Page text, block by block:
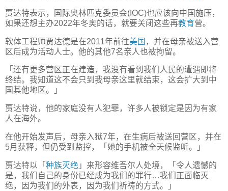
贾达特表示，国际奥林匹克委员会(IOC)也应该向中国施压，
如果还想主办2022年冬奥的话，就要关闭这些再教育营。
软体工程师贾达德是在2011年前往美国 ，并在母亲被送入营
区后成为活动人士。他的其他7名亲人也被拘留。
「还有更多营区正在建造，我没有看到我们人民的遭遇即将
终结。我知道这不会只到我母亲这里就结束，这会扩大到中
国其他地区。」
贾达特说，他的家庭没有人犯罪，许多人被锁定是因为有家
人在海外。
在他开始发声后，母亲入狱7年，在生病后被送回营区，并在
5月获释，但仍受到监控，「她的手机被全天候监听。」
贾达特以「 种族灭绝 」来形容维吾尔人处境，「令人遗憾的
是，我们自己的身份已经成为我们的罪行…我们正面临灭
绝，因为我们的外表，因为我们祈祷的方式。」